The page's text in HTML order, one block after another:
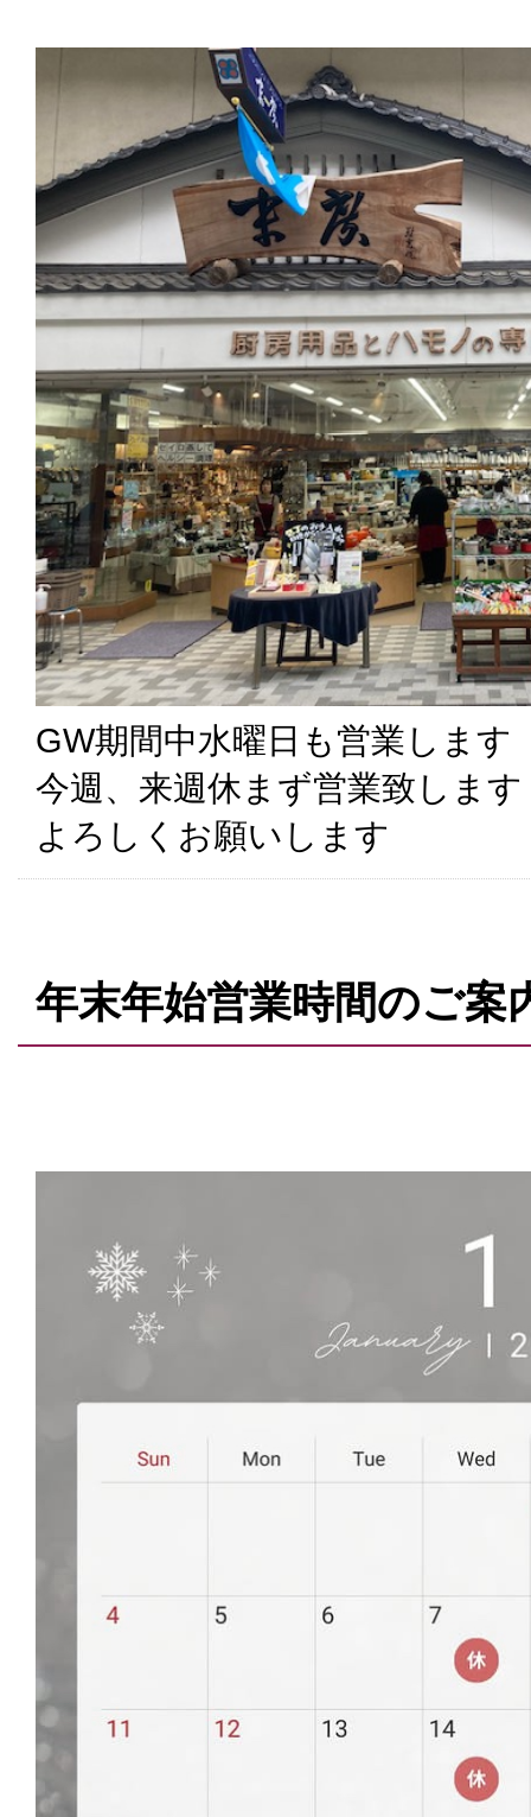
GW期間中水曜日も営業します
今週、来週休まず営業致します
よろしくお願いします
年末年始営業時間のご案